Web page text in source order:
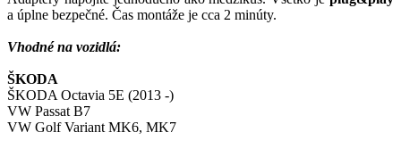
a úplne bezpečné. Čas montáže je cca 2 minúty.
Vhodné na vozidlá:
ŠKODA
ŠKODA Octavia 5E (2013 -)
VW Passat B7
VW Golf Variant MK6, MK7